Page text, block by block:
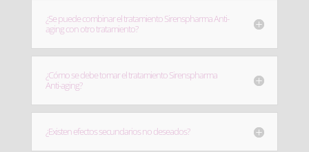
¿Se puede combinar el tratamiento Sirenspharma Anti-
aging con otro tratamiento?
¿Cómo se debe tomar el tratamiento Sirenspharma
Anti-aging?
¿Existen efectos secundarios no deseados?